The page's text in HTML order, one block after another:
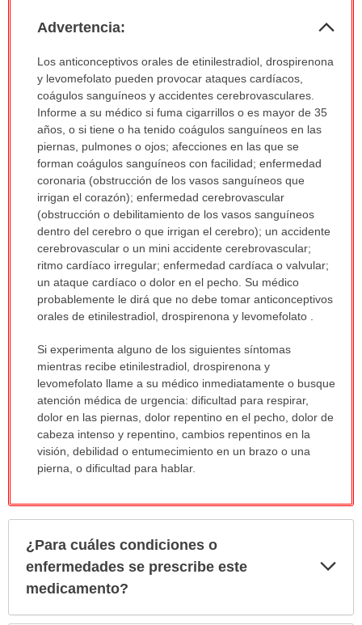
Advertencia:
Advertencia:
sido
extendido.
Los anticonceptivos orales de etinilestradiol, drospirenona
y levomefolato pueden provocar ataques cardíacos,
coágulos sanguíneos y accidentes cerebrovasculares.
Informe a su médico si fuma cigarrillos o es mayor de 35
años, o si tiene o ha tenido coágulos sanguíneos en las
piernas, pulmones o ojos; afecciones en las que se
forman coágulos sanguíneos con facilidad; enfermedad
coronaria (obstrucción de los vasos sanguíneos que
irrigan el corazón); enfermedad cerebrovascular
(obstrucción o debilitamiento de los vasos sanguíneos
dentro del cerebro o que irrigan el cerebro); un accidente
cerebrovascular o un mini accidente cerebrovascular;
ritmo cardíaco irregular; enfermedad cardíaca o valvular;
un ataque cardíaco o dolor en el pecho. Su médico
probablemente le dirá que no debe tomar anticonceptivos
orales de etinilestradiol, drospirenona y levomefolato .
Si experimenta alguno de los siguientes síntomas
mientras recibe etinilestradiol, drospirenona y
levomefolato llame a su médico inmediatamente o busque
atención médica de urgencia: dificultad para respirar,
dolor en las piernas, dolor repentino en el pecho, dolor de
cabeza intenso y repentino, cambios repentinos en la
visión, debilidad o entumecimiento en un brazo o una
pierna, o dificultad para hablar.
¿Para cuáles condiciones o
enfermedades se prescribe este
medicamento?